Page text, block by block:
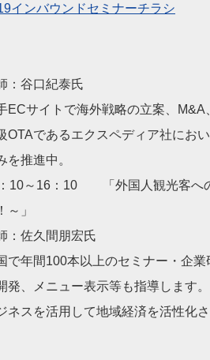
インバウンドセミナーチラシ
：谷口紀泰氏
ECサイトで海外戦略の立案、
OTAであるエクスペディア社にお
を推進中。
10～16：10 「外国人観光客へ
～」
：佐久間朋宏氏
で年間100本以上のセミナー・企
発、メニュー表示等も指導します
ネスを活用して地域経済を活性化